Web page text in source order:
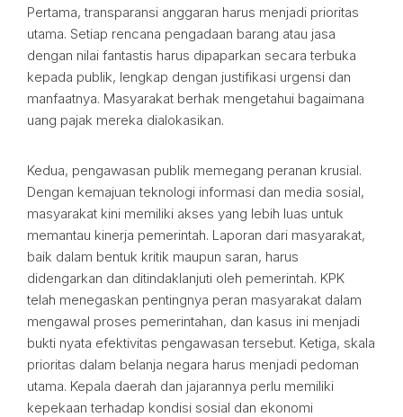
Pertama, transparansi anggaran harus menjadi prioritas
utama. Setiap rencana pengadaan barang atau jasa
dengan nilai fantastis harus dipaparkan secara terbuka
kepada publik, lengkap dengan justifikasi urgensi dan
manfaatnya. Masyarakat berhak mengetahui bagaimana
uang pajak mereka dialokasikan.
Kedua, pengawasan publik memegang peranan krusial.
Dengan kemajuan teknologi informasi dan media sosial,
masyarakat kini memiliki akses yang lebih luas untuk
memantau kinerja pemerintah. Laporan dari masyarakat,
baik dalam bentuk kritik maupun saran, harus
didengarkan dan ditindaklanjuti oleh pemerintah. KPK
telah menegaskan pentingnya peran masyarakat dalam
mengawal proses pemerintahan, dan kasus ini menjadi
bukti nyata efektivitas pengawasan tersebut. Ketiga, skala
prioritas dalam belanja negara harus menjadi pedoman
utama. Kepala daerah dan jajarannya perlu memiliki
kepekaan terhadap kondisi sosial dan ekonomi